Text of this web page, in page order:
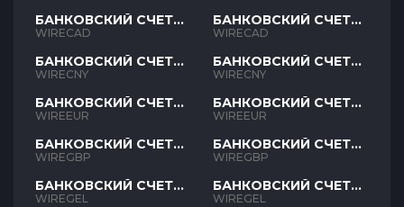
БАНКОВСКИЙ СЧЕТ
CAD
WIRECAD
БАНКОВСКИЙ СЧЕТ
CNY
WIRECNY
БАНКОВСКИЙ СЧЕТ
EUR
WIREEUR
БАНКОВСКИЙ СЧЕТ
GBP
WIREGBP
БАНКОВСКИЙ СЧЕТ
GEL
WIREGEL
БАНКОВСКИЙ СЧЕТ
CAD
WIRECAD
БАНКОВСКИЙ СЧЕТ
CNY
WIRECNY
БАНКОВСКИЙ СЧЕТ
EUR
WIREEUR
БАНКОВСКИЙ СЧЕТ
GBP
WIREGBP
БАНКОВСКИЙ СЧЕТ
GEL
WIREGEL